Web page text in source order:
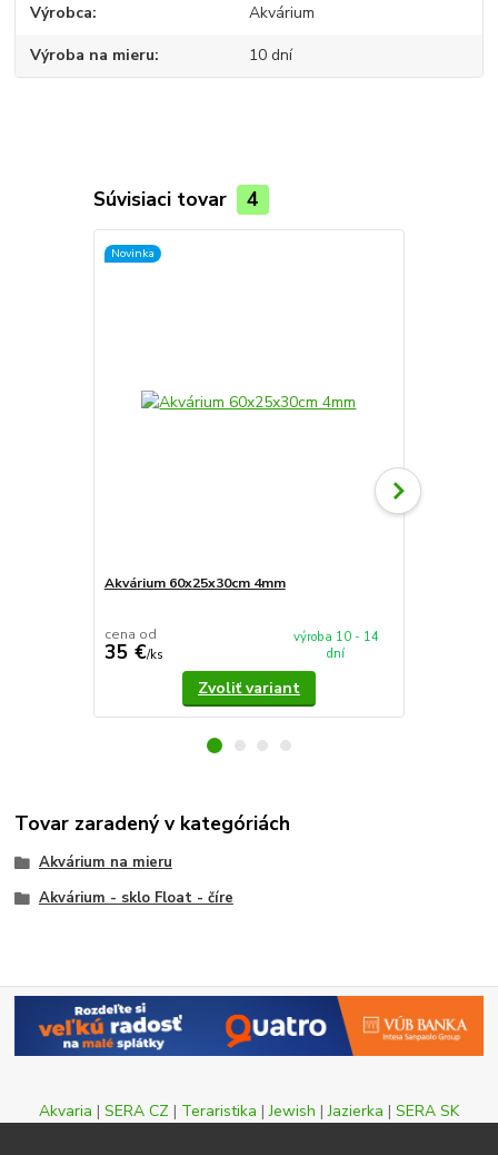
Výrobca Akvárium
Výroba na mieru 10 dní
Súvisiaci tovar 4
Novinka
Akvárium 60x25x30cm 4mm
cena od
35 €/ks
výroba 10 - 14
dní
Zvoliť variant
Tovar zaradený v kategóriách
Akvárium na mieru
Akvárium - sklo Float - číre
Akvaria | SERA CZ | Teraristika |Jewish |Jazierka | SERA SK